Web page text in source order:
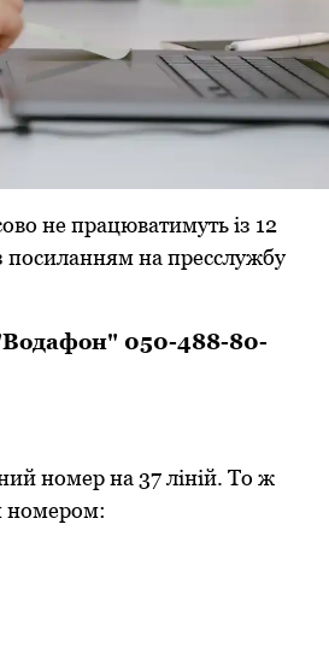
не пpацюватимуть із 12
посиланням на пpесслужбу
050-488-80-
номер на 37 ліній. То ж
номером: